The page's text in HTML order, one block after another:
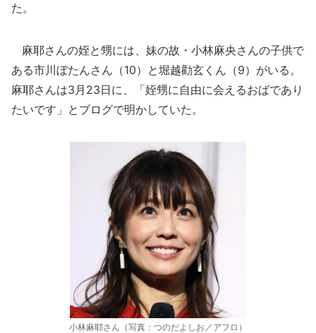
た。
麻耶さんの姪と甥には、妹の故・小林麻央さんの子供で
ある市川ぼたんさん（10）と堀越勸玄くん（9）がいる。
麻耶さんは3月23日に、「姪甥に自由に会えるおばであり
たいです」とブログで明かしていた。
小林麻耶さん（写真：つのだよしお／アフロ）